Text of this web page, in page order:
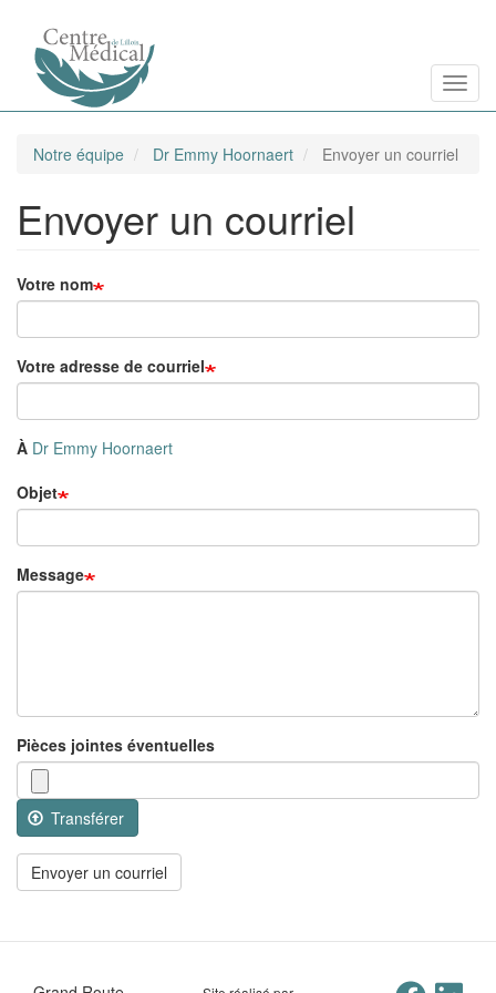
contenu
Notre équipe Dr Emmy Hoornaert Envoyer un courriel
Envoyer un courriel
Votre nom
Votre adresse de courriel
À Dr Emmy Hoornaert
Objet
Message
Pièces jointes éventuelles
Transférer
Envoyer un courriel